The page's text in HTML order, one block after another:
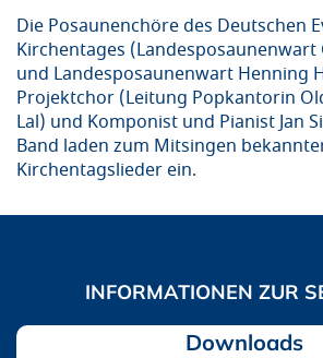
Die Posaunenchöre des Deutschen
Kirchentages (Landesposaunenwart
und Landesposaunenwart Henning
Projektchor (Leitung Popkantorin
Lal) und Komponist und Pianist Jan
Band laden zum Mitsingen
Kirchentagslieder ein.
Downloads